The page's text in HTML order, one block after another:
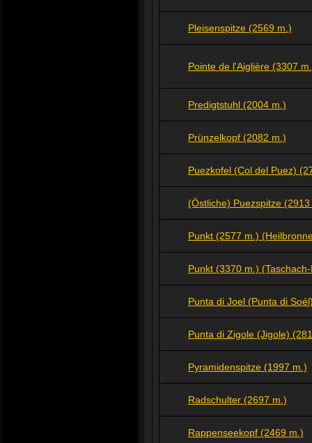
Pleisenspitze (2569 m.)
Pointe de l'Aiglière (3307
Predigtstuhl (2004 m.)
Prünzelkopf (2082 m.)
Puezkofel (Col del Puez)
(Östliche) Puezspitze
Punkt (2577 m.)
Punkt (3370 m.)
Punta di Joel (Punta di
Punta di Zigole (Jigole)
Pyramidenspitze (1997 m.)
Radschulter (2697 m.)
Rappenseekopf (2469 m.)